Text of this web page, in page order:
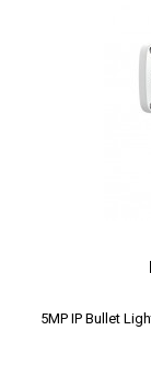
5MP IP Bullet